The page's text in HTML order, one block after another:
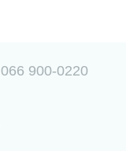
066 900-0220